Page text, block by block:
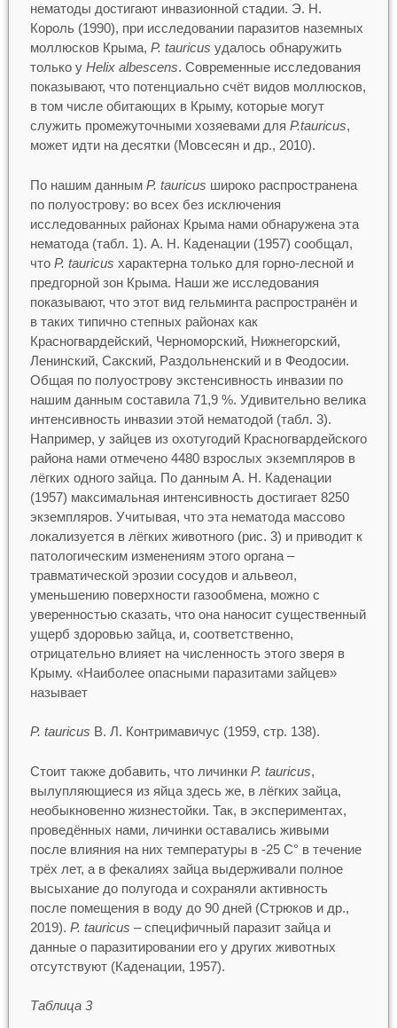
нематоды достигают инвазионной стадии. Э. Н.
Король (1990), при исследовании паразитов наземных
моллюсков Крыма, P. tauricus удалось обнаружить
только у Helix albescens. Современные исследования
показывают, что потенциально счёт видов моллюсков,
в том числе обитающих в Крыму, которые могут
служить промежуточными хозяевами для P.tauricus,
может идти на десятки (Мовсесян и др., 2010).
По нашим данным P. tauricus широко распространена
по полуострову: во всех без исключения
исследованных районах Крыма нами обнаружена эта
нематода (табл. 1). А. Н. Каденации (1957) сообщал,
что P. tauricus характерна только для горно-лесной и
предгорной зон Крыма. Наши же исследования
показывают, что этот вид гельминта распространён и
в таких типично степных районах как
Красногвардейский, Черноморский, Нижнегорский,
Ленинский, Сакский, Раздольненский и в Феодосии.
Общая по полуострову экстенсивность инвазии по
нашим данным составила 71,9 %. Удивительно велика
интенсивность инвазии этой нематодой (табл. 3).
Например, у зайцев из охотугодий Красногвардейского
района нами отмечено 4480 взрослых экземпляров в
лёгких одного зайца. По данным А. Н. Каденации
(1957) максимальная интенсивность достигает 8250
экземпляров. Учитывая, что эта нематода массово
локализуется в лёгких животного (рис. 3) и приводит к
патологическим изменениям этого органа –
травматической эрозии сосудов и альвеол,
уменьшению поверхности газообмена, можно с
уверенностью сказать, что она наносит существенный
ущерб здоровью зайца, и, соответственно,
отрицательно влияет на численность этого зверя в
Крыму. «Наиболее опасными паразитами зайцев»
называет
P. tauricus В. Л. Контримавичус (1959, стр. 138).
Стоит также добавить, что личинки P. tauricus,
вылупляющиеся из яйца здесь же, в лёгких зайца,
необыкновенно жизнестойки. Так, в экспериментах,
проведённых нами, личинки оставались живыми
после влияния на них температуры в -25 С° в течение
трёх лет, а в фекалиях зайца выдерживали полное
высыхание до полугода и сохраняли активность
после помещения в воду до 90 дней (Стрюков и др.,
2019). P. tauricus –специфичный паразит зайца и
данные о паразитировании его у других животных
отсутствуют (Каденации, 1957).
Таблица 3